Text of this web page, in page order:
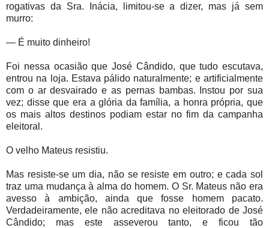
rogativas da Sra. Inácia, limitou-se a dizer, mas já sem
murro:
— É muito dinheiro!
Foi nessa ocasião que José Cândido, que tudo escutava,
entrou na loja. Estava pálido naturalmente; e artificialmente
com o ar desvairado e as pernas bambas. Instou por sua
vez; disse que era a glória da família, a honra própria, que
os mais altos destinos podiam estar no fim da campanha
eleitoral.
O velho Mateus resistiu.
Mas resiste-se um dia, não se resiste em outro; e cada sol
traz uma mudança à alma do homem. O Sr. Mateus não era
avesso à ambição, ainda que fosse homem pacato.
Verdadeiramente, ele não acreditava no eleitorado de José
Cândido; mas este asseverou tanto, e ficou tão